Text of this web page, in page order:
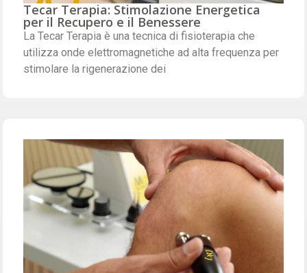
Tecar Terapia: Stimolazione Energetica
per il Recupero e il Benessere
La Tecar Terapia è una tecnica di fisioterapia che
utilizza onde elettromagnetiche ad alta frequenza per
stimolare la rigenerazione dei